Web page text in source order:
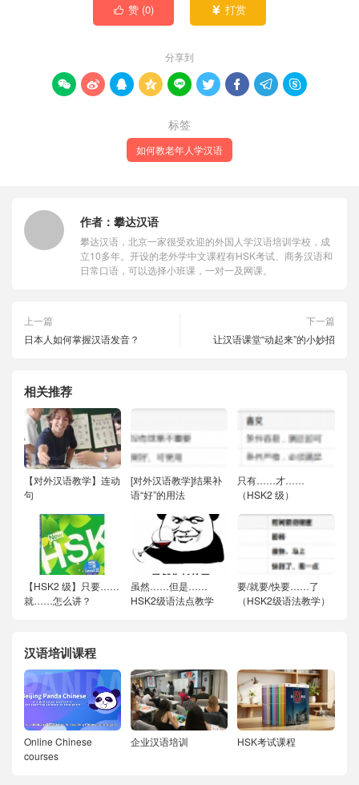
 赞 (0)  打赏
分享到
        
标签
如何教老年人学汉语
作者： 攀达汉语
攀达汉语，北京一家很受欢迎的外国人学汉语培训学校，成
立10多年。开设的老外学中文课程有HSK考试、商务汉语和
日常口语，可以选择小班课，一对一及网课。
上一篇
日本人如何掌握汉语发音？
下一篇
让汉语课堂“动起来”的小妙招
相关推荐
【对外汉语教学】连动
句
[对外汉语教学]结果补
语“好”的用法
只有……才……
（HSK2 级）
【HSK2 级】只要……
就……怎么讲？
虽然……但是……
HSK2级语法点教学
要/就要/快要……了
（HSK2级语法教学）
汉语培训课程
Online Chinese
courses
企业汉语培训 HSK考试课程